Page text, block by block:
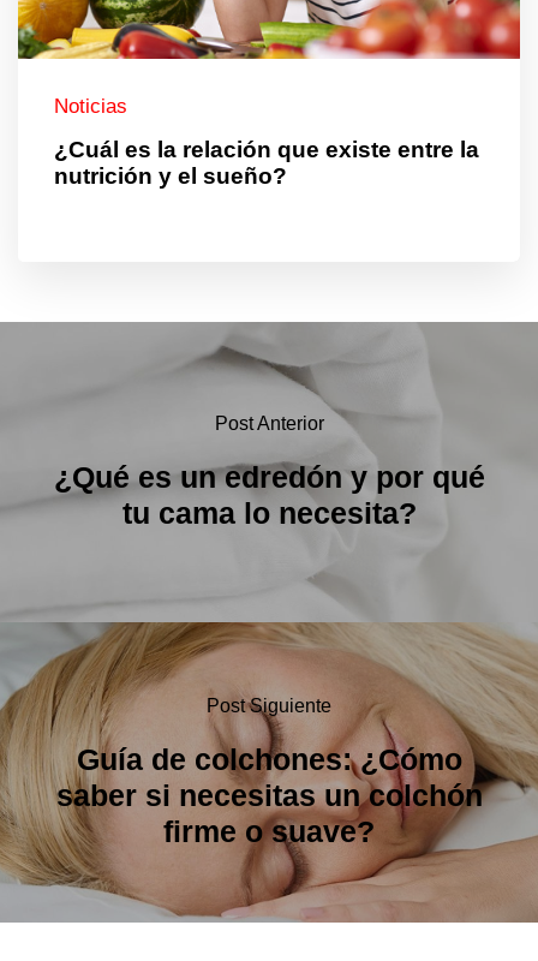
Noticias
¿Cuál es la relación que existe entre la
nutrición y el sueño?
Post Anterior
¿Qué es un edredón y por qué
tu cama lo necesita?
Post Siguiente
Guía de colchones: ¿Cómo
saber si necesitas un colchón
firme o suave?